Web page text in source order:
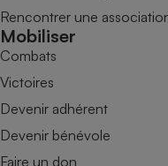
Rencontrer une
Mobiliser
Combats
Victoires
Devenir adhérent
Devenir bénévole
Faire un don